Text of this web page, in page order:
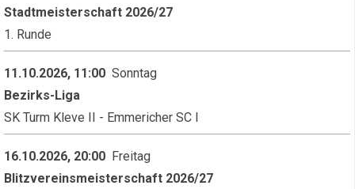
Stadtmeisterschaft 2026/27
1. Runde
11.10.2026, 11:00 Sonntag
Bezirks-Liga
SK Turm Kleve II - Emmericher SC I
16.10.2026, 20:00 Freitag
Blitzvereinsmeisterschaft 2026/27